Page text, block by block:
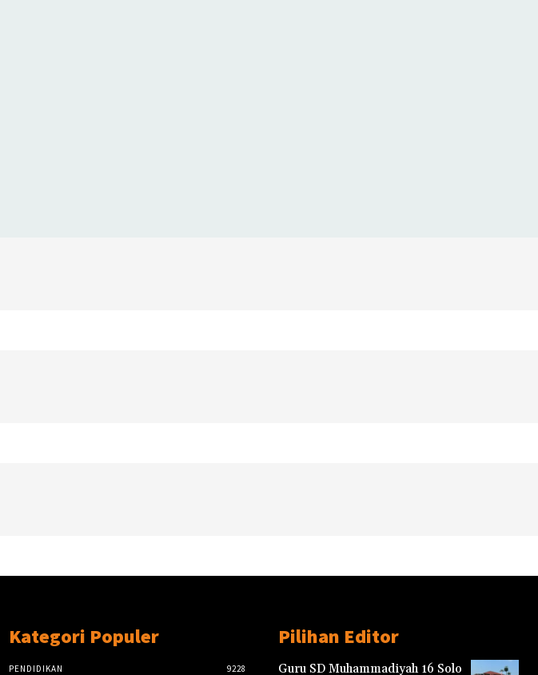
Kategori Populer
PENDIDIKAN 9228
Pilihan Editor
Guru SD Muhammadiyah 16 Solo